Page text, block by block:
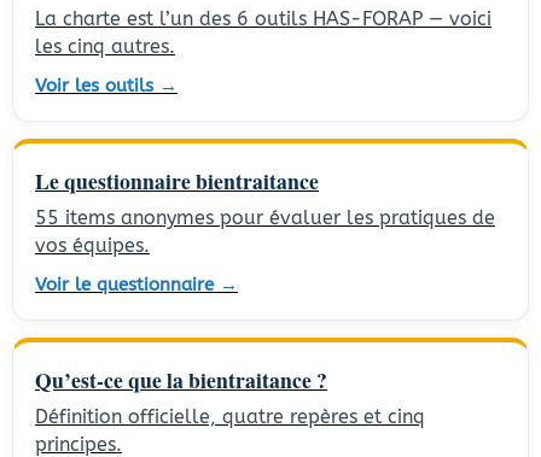
La charte est l’un des 6 outils HAS-FORAP — voici
les cinq autres.
Voir les outils →
Le questionnaire bientraitance
55 items anonymes pour évaluer les pratiques de
vos équipes.
Voir le questionnaire →
Qu’est-ce que la bientraitance ?
Définition officielle, quatre repères et cinq
principes.